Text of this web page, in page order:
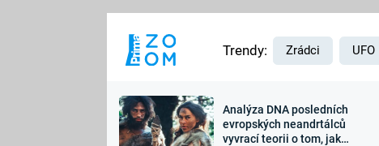
Výročí
Trendy: Zrádci UFO
Analýza DNA posledních
evropských neandrtálců
vyvrací teorii o tom, jak